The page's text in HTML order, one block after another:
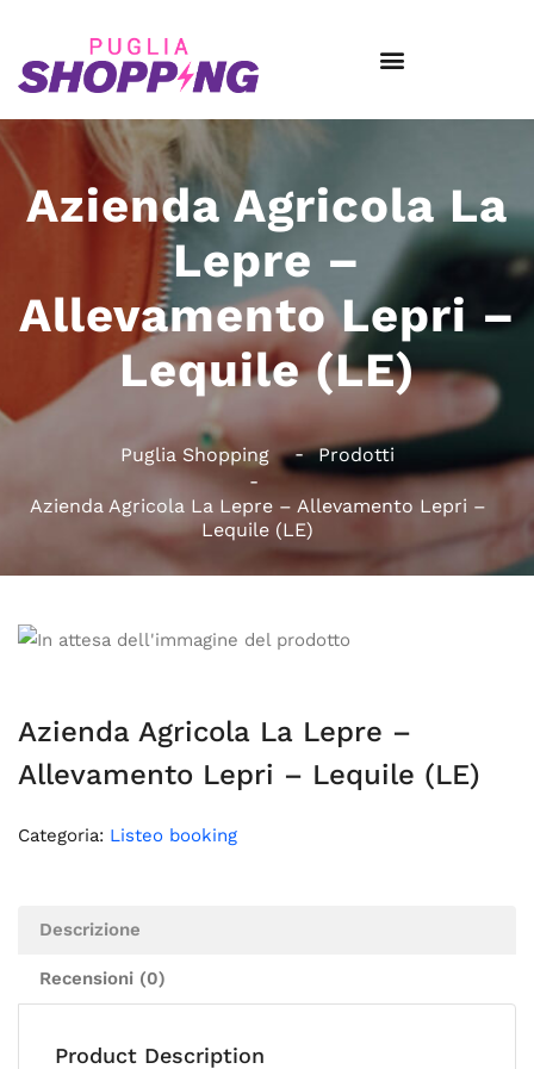
Azienda Agricola La
Lepre –
Allevamento Lepri –
Lequile (LE)
Puglia Shopping Prodotti
Azienda Agricola La Lepre – Allevamento Lepri –
Lequile (LE)
Azienda Agricola La Lepre –
Allevamento Lepri – Lequile (LE)
Categoria: Listeo booking
Descrizione
Recensioni (0)
Product Description